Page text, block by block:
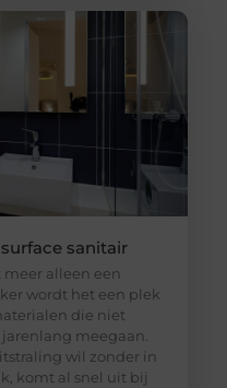
sanitair
alleen een
wordt het een plek
die niet
meegaan.
wil zonder in
komt al snel uit bij